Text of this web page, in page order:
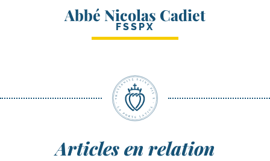
Abbé Nicolas Cadiet
FSSPX
Articles en relation